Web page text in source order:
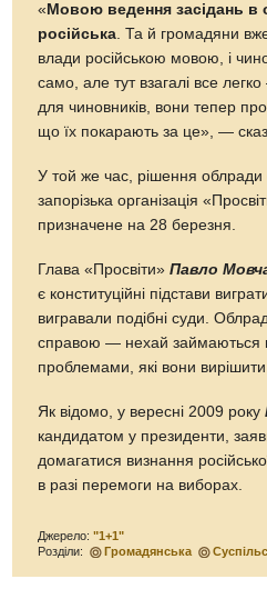
« Мовою ведення засідань в
російська. Та й громадяни
влади російською мовою, і
само, але тут взагалі все
для чиновників, вони тепер
що їх покарають за це», —
У той же час, рішення облради
запорізька організація
призначене на 28 березня.
Глава «Просвіти»Павло
є конституційні підстави
вигравали подібні суди.
справою — нехай займаються
проблемами, які вони
Як відомо, у вересні 2009 року
кандидатом у президенти,
домагатися визнання
в разі перемоги на виборах.
Джерело:"1+1"
Розділи:
Громадянська